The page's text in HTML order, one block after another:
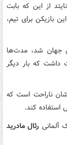
از این که بابت
هزینه کردند و این بازیکن برای تیم،‌
جهان شد، مدت‌ها
حضور کوتاه مدت داشت که بار دیگر
ناراحت است که
آلمانی رئال مادرید